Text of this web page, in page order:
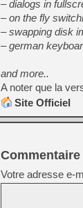
– dialogs in
– on the fly
– swapping disk
– german
and more..
A noter que la
Site Officiel
Commentaire
Votre adresse e-